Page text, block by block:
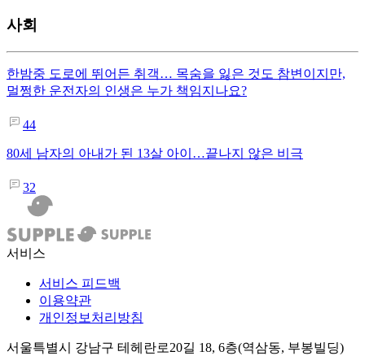
사회
한밤중 도로에 뛰어든 취객… 목숨을 잃은 것도 참변이지만,
멀쩡한 운전자의 인생은 누가 책임지나요?
44
80세 남자의 아내가 된 13살 아이…끝나지 않은 비극
32
서비스
서비스 피드백
이용약관
개인정보처리방침
서울특별시 강남구 테헤란로20길 18, 6층(역삼동, 부봉빌딩)